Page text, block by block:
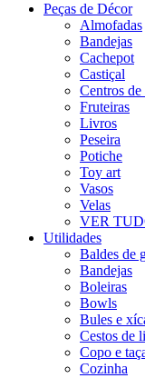
Peças de Décor
Almofadas
Bandejas
Cachepot
Castiçal
Centros de
Fruteiras
Livros
Peseira
Potiche
Toy art
Vasos
Velas
VER
Utilidades
Baldes de
Bandejas
Boleiras
Bowls
Bules e
Cestos de
Copo e
Cozinha